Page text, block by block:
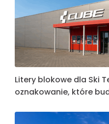
Litery blokowe dla Ski
oznakowanie, które